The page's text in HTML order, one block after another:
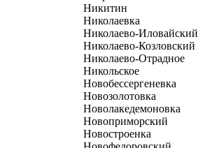
Никитин
Николаевка
Николаево-Иловайский
Николаево-Козловский
Николаево-Отрадное
Никольское
Новобессергеневка
Новозолотовка
Новолакедемоновка
Новоприморский
Новостроенка